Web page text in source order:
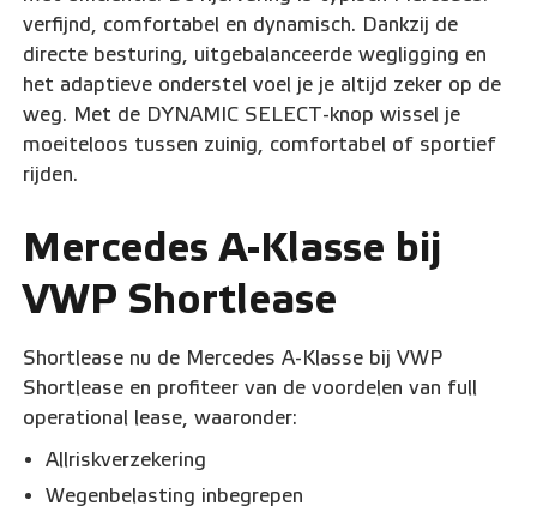
verfijnd, comfortabel en dynamisch. Dankzij de
directe besturing, uitgebalanceerde wegligging en
het adaptieve onderstel voel je je altijd zeker op de
weg. Met de DYNAMIC SELECT-knop wissel je
moeiteloos tussen zuinig, comfortabel of sportief
rijden.
Mercedes A-Klasse bij
VWP Shortlease
Shortlease nu de Mercedes A-Klasse bij VWP
Shortlease en profiteer van de voordelen van full
operational lease, waaronder:
Allriskverzekering
Wegenbelasting inbegrepen